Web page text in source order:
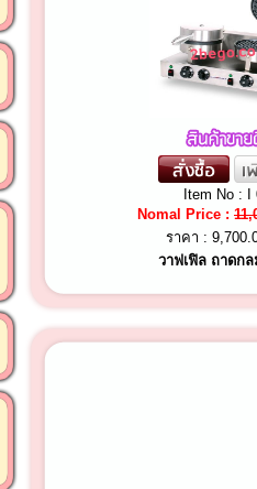
Item No : I
Nomal Price :
ราคา :
วาฟเฟิล ถาดก